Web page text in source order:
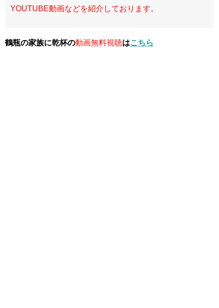
YOUTUBE動画などを紹介しております。
鶴瓶の家族に乾杯の動画無料視聴はこちら